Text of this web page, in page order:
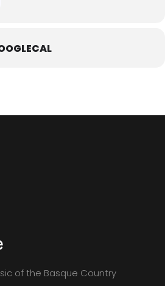
of the Basque Country